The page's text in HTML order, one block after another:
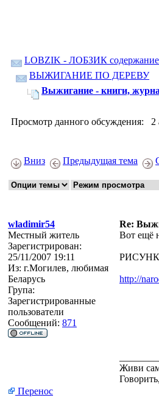
LOBZIK - ЛОБЗИК
ВЫЖИГАНИЕ ПО ДЕРЕВУ
Выжигание - книги,
Просмотр данного обсуждения: 2
Вниз Предыдущая тема
wladimir54 Re:
Местный житель
Зарегистрирован:
25/11/2007 19:11
Из: г.Могилев, любимая
Беларусь
Група:
Зарегистрированные
пользователи
Сообщений: 871
Вот ещё
http://
Живи
Перенос